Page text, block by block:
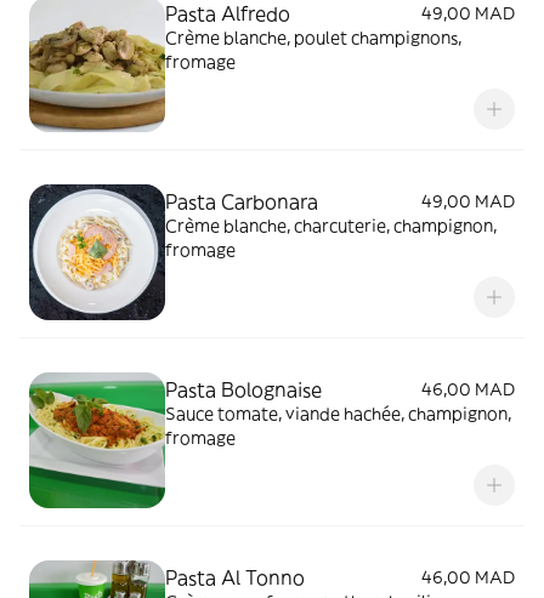
Pasta Alfredo
49,00 MAD
Crème blanche, poulet champignons,
fromage
Pasta Carbonara
49,00 MAD
Crème blanche, charcuterie, champignon,
fromage
Pasta Bolognaise
46,00 MAD
Sauce tomate, viande hachée, champignon,
fromage
Pasta Al Tonno
46,00 MAD